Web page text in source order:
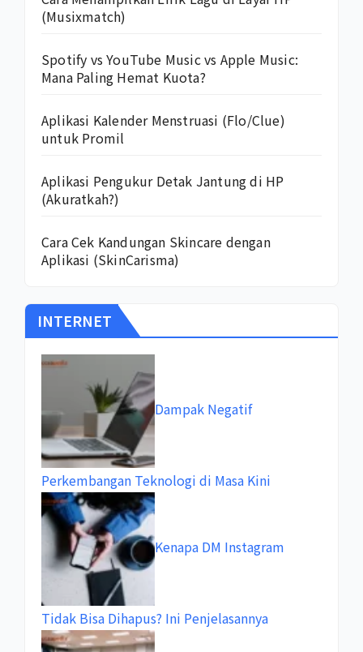
(Musixmatch)
Spotify vs YouTube Music vs Apple Music:
Mana Paling Hemat Kuota?
Aplikasi Kalender Menstruasi (Flo/Clue)
untuk Promil
Aplikasi Pengukur Detak Jantung di HP
(Akuratkah?)
Cara Cek Kandungan Skincare dengan
Aplikasi (SkinCarisma)
INTERNET
Dampak Negatif
Perkembangan Teknologi di Masa Kini
Kenapa DM Instagram
Tidak Bisa Dihapus? Ini Penjelasannya